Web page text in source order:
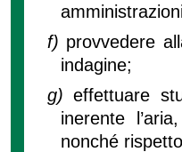
f) provvedere
indagine;
g)effettuare
inerente
nonché